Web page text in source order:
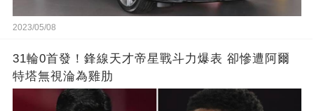
2023/05/08
31輪0首發！鋒線天才帝星戰斗力爆表 卻慘遭阿爾
特塔無視淪為雞肋